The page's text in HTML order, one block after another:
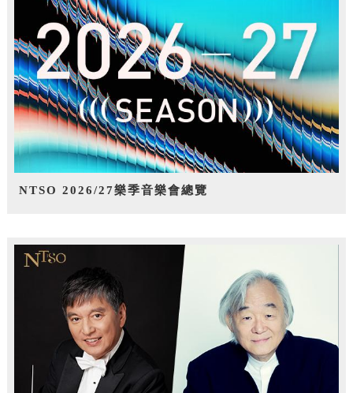
NTSO 2026/27樂季音樂會總覽